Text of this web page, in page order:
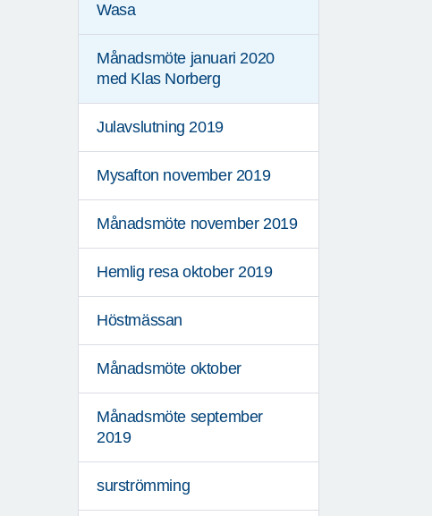
Wasa
Månadsmöte januari 2020
med Klas Norberg
Julavslutning 2019
Mysafton november 2019
Månadsmöte november 2019
Hemlig resa oktober 2019
Höstmässan
Månadsmöte oktober
Månadsmöte september
2019
surströmming